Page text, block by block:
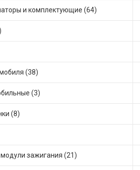
и комплектующие (64)
(38)
(3)
(8)
зажигания (21)